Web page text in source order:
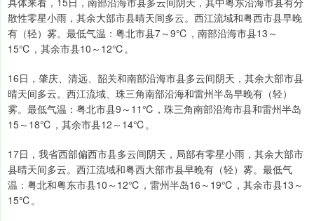
散性零星小雨，其余大部市县晴天间多云。西江流域和粤西市县早晚
有（轻）雾。最低气温：粤北市县7～9℃，南部沿海市县13～
15℃，其余市县10～12℃。
16日，肇庆、清远、韶关和南部沿海市县多云间阴天，其余大部市县
晴天间多云。西江流域、珠三角南部沿海和雷州半岛早晚有（轻）
雾。最低气温：粤北市县9～11℃，珠三角南部沿海市县和雷州半岛
15～18℃，其余市县12～14℃。
17日，我省西部偏西市县多云间阴天，局部有零星小雨，其余大部市
县晴天间多云。西江流域和粤西大部市县早晚有（轻）雾。最低气
温：粤北和粤东市县10～12℃，雷州半岛16～19℃，其余市县13～
15℃。